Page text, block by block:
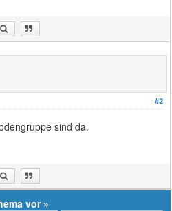
#2
sind da.
vor»